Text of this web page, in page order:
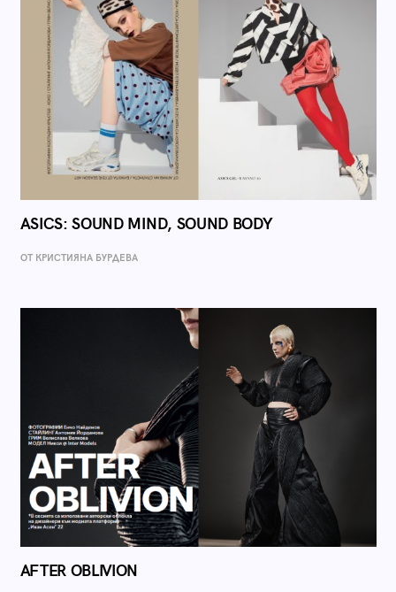
ASICS: SOUND MIND, SOUND BODY
ОТ КРИСТИЯНА БУРДЕВА
AFTER OBLIVION